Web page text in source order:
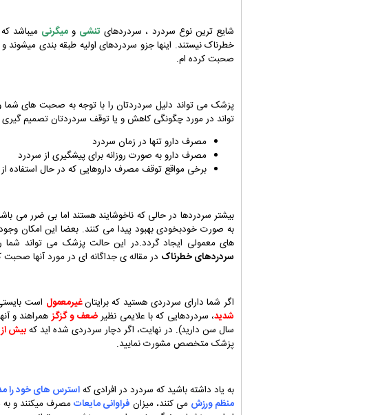
شایع ترین نوع سردرد ، سردردهای تنشی ومیگرنی میباشد
خطرناک نیستند. اینها جزو سردردهای اولیه طبقه بندی
صحبت کرده ام.
پزشک می تواند دلیل سردردتان را با توجه به صحبت های
تواند در مورد چگونگی کاهش و یا توقف سردردتان تصمیم گیری
مصرف دارو تنها در زمان سردرد
مصرف دارو به صورت روزانه برای پیشگیری از سردرد
برخی مواقع توقف مصرف داروهایی که در حال استفاده
بیشتر سردردها در حالی که ناخوشایند هستند اما بی ضرر می
به صورت خودبخودی بهبود پیدا می کنند. بعضا این امکان
های معمولی ایجاد گردد.در این حالت پزشک می تواند
سردردهای خطرناک در مقاله ی جداگانه ای در مورد آنها صحبت
اگر شما دارای سردردی هستید که برایتانغیرمعمول است
شدید، سردردهایی که با علایمی نظیرضعف و گزگزهمراهند و
سال سن دارید). در نهایت، اگر دچار سردردی شده اید کهبیش
پزشک متخصص مشورت نمایید.
به یاد داشته باشید که سردرد در افرادی کهاسترس های خود را
منظم ورزش می کنند، میزان فراوانی مایعاتمصرف میکنند و به